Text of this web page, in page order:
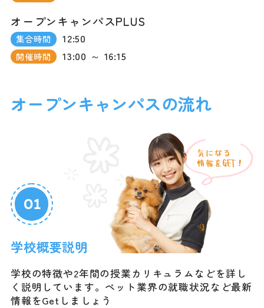
オープンキャンパスPLUS
集合時間 12:50
開催時間 13:00 ～ 16:15
オープンキャンパスの流れ
01
学校概要説明
学校の特徴や2年間の授業カリキュラムなどを詳し
く説明しています。ペット業界の就職状況など最新
情報をGetしましょう